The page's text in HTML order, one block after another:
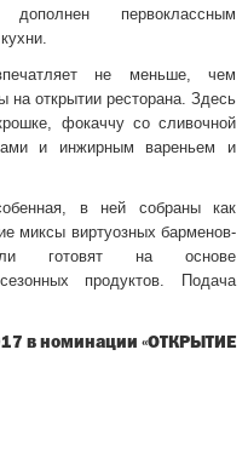
первоклассным
не меньше, чем
на открытии ресторана. Здесь
фокаччу со сливочной
и инжирным вареньем и
в ней собраны как
миксы виртуозных барменов-
готовят на основе
продуктов. Подача
в номинации «ОТКРЫТИЕ